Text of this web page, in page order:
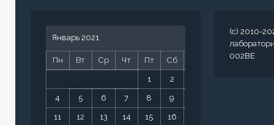
Январь 2021
Пн Вт Ср Чт Пт Сб
1 2
4 5 6 7 8 9
11 12 13 14 15 16
(c) 2010-
002BE